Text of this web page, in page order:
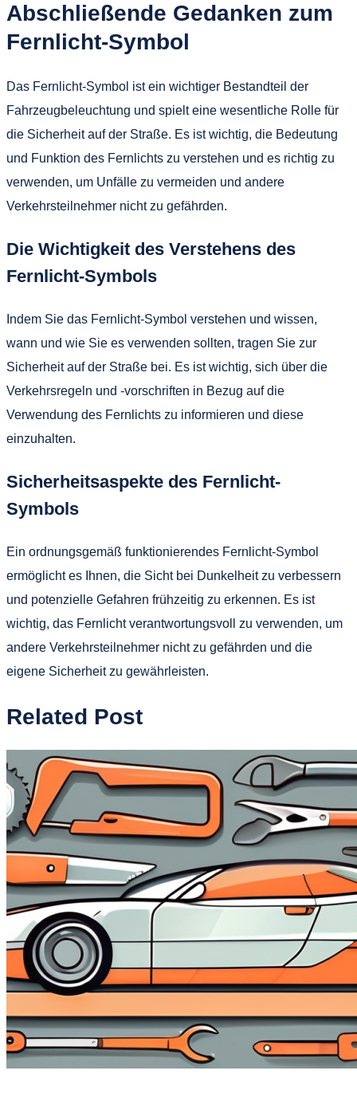
Abschließende Gedanken zum
Fernlicht-Symbol
Das Fernlicht-Symbol ist ein wichtiger Bestandteil der
Fahrzeugbeleuchtung und spielt eine wesentliche Rolle für
die Sicherheit auf der Straße. Es ist wichtig, die Bedeutung
und Funktion des Fernlichts zu verstehen und es richtig zu
verwenden, um Unfälle zu vermeiden und andere
Verkehrsteilnehmer nicht zu gefährden.
Die Wichtigkeit des Verstehens des
Fernlicht-Symbols
Indem Sie das Fernlicht-Symbol verstehen und wissen,
wann und wie Sie es verwenden sollten, tragen Sie zur
Sicherheit auf der Straße bei. Es ist wichtig, sich über die
Verkehrsregeln und -vorschriften in Bezug auf die
Verwendung des Fernlichts zu informieren und diese
einzuhalten.
Sicherheitsaspekte des Fernlicht-
Symbols
Ein ordnungsgemäß funktionierendes Fernlicht-Symbol
ermöglicht es Ihnen, die Sicht bei Dunkelheit zu verbessern
und potenzielle Gefahren frühzeitig zu erkennen. Es ist
wichtig, das Fernlicht verantwortungsvoll zu verwenden, um
andere Verkehrsteilnehmer nicht zu gefährden und die
eigene Sicherheit zu gewährleisten.
Related Post